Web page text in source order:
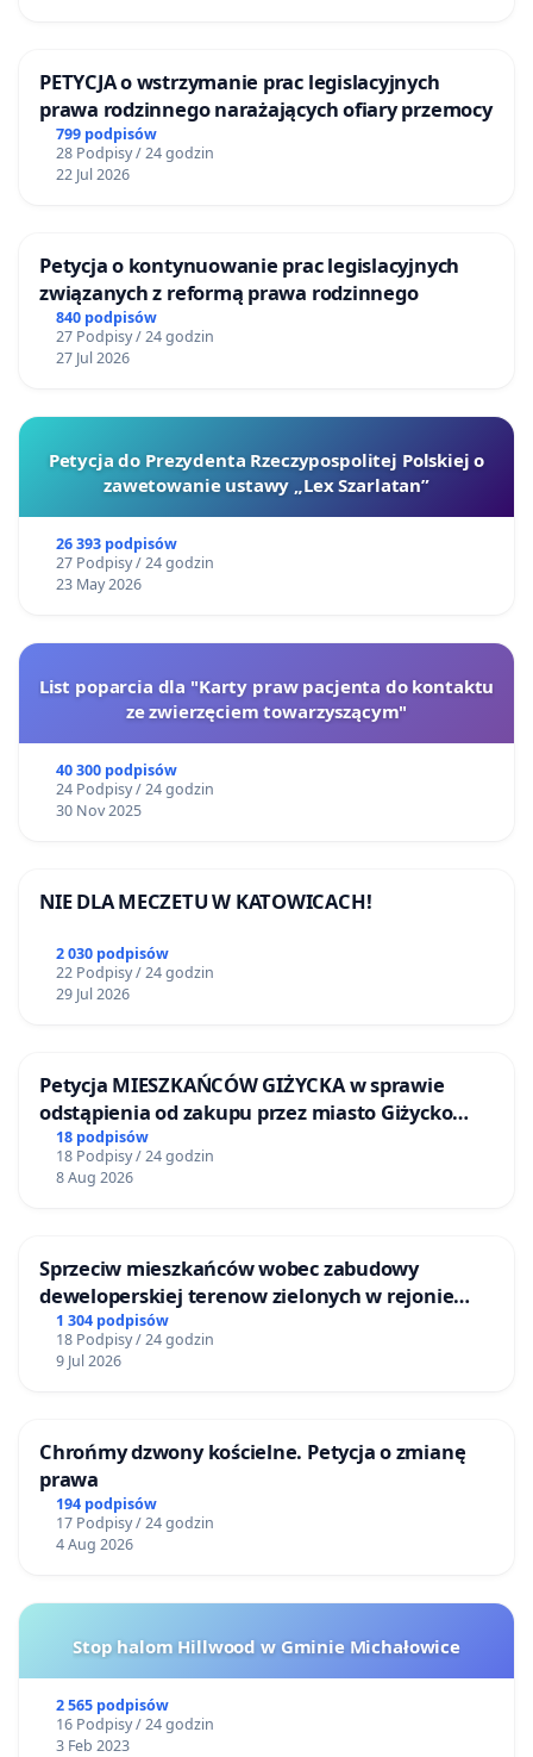
PETYCJA o wstrzymanie prac legislacyjnych
prawa rodzinnego narażających ofiary przemocy
799 podpisów
28 Podpisy / 24 godzin
22 Jul 2026
Petycja o kontynuowanie prac legislacyjnych
związanych z reformą prawa rodzinnego
840 podpisów
27 Podpisy / 24 godzin
27 Jul 2026
Petycja do Prezydenta Rzeczypospolitej Polskiej o
zawetowanie ustawy „Lex Szarlatan”
26 393 podpisów
27 Podpisy / 24 godzin
23 May 2026
List poparcia dla "Karty praw pacjenta do kontaktu
ze zwierzęciem towarzyszącym"
40 300 podpisów
24 Podpisy / 24 godzin
30 Nov 2025
NIE DLA MECZETU W KATOWICACH!
2 030 podpisów
22 Podpisy / 24 godzin
29 Jul 2026
Petycja MIESZKAŃCÓW GIŻYCKA w sprawie
odstąpienia od zakupu przez miasto Giżycko
nieruchomości położonej nad jeziorem Niegocin
18 podpisów
18 Podpisy / 24 godzin
8 Aug 2026
Sprzeciw mieszkańców wobec zabudowy
deweloperskiej terenow zielonych w rejonie
Bulwarów Straceńskich w Bielsku-Białej
1 304 podpisów
18 Podpisy / 24 godzin
9 Jul 2026
Chrońmy dzwony kościelne. Petycja o zmianę
prawa
194 podpisów
17 Podpisy / 24 godzin
4 Aug 2026
Stop halom Hillwood w Gminie Michałowice
2 565 podpisów
16 Podpisy / 24 godzin
3 Feb 2023